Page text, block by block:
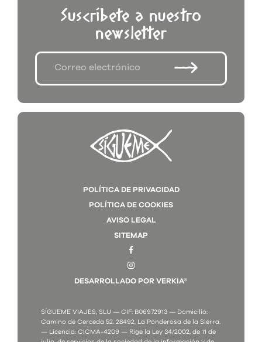
Suscríbete a nuestro
newsletter
POLÍTICA DE PRIVACIDAD
POLÍTICA DE COOKIES
AVISO LEGAL
SITEMAP
DESARROLLADO POR VERKIA®
SÍGUEME VIAJES, SLU — CIF: B06972913 — Domicilio:
Camino de Cerceda 52. 28492, La Ponderosa de la Sierra.
— Licencia: CICMA-4209 — Rige la Ley 34/2002, de 11 de